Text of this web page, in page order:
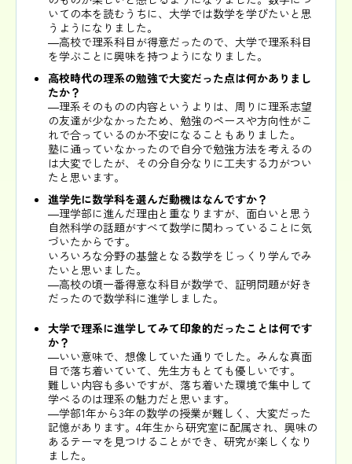
いての本を読むうちに、大学では数学を学びたいと思
うようになりました。
―高校で理系科目が得意だったので、大学で理系科目
を学ぶことに興味を持つようになりました。
高校時代の理系の勉強で大変だった点は何かありまし
たか？
―理系そのものの内容というよりは、周りに理系志望
の友達が少なかったため、勉強のペースや方向性がこ
れで合っているのか不安になることもありました。
塾に通っていなかったので自分で勉強方法を考えるの
は大変でしたが、その分自分なりに工夫する力がつい
たと思います。
進学先に数学科を選んだ動機はなんですか？
―理学部に進んだ理由と重なりますが、面白いと思う
自然科学の話題がすべて数学に関わっていることに気
づいたからです。
いろいろな分野の基盤となる数学をじっくり学んでみ
たいと思いました。
―高校の頃一番得意な科目が数学で、証明問題が好き
だったので数学科に進学しました。
大学で理系に進学してみて印象的だったことは何です
か？
―いい意味で、想像していた通りでした。みんな真面
目で落ち着いていて、先生方もとても優しいです。
難しい内容も多いですが、落ち着いた環境で集中して
学べるのは理系の魅力だと思います。
―学部1年から3年の数学の授業が難しく、大変だった
記憶があります。4年生から研究室に配属され、興味の
あるテーマを見つけることができ、研究が楽しくなり
ました。